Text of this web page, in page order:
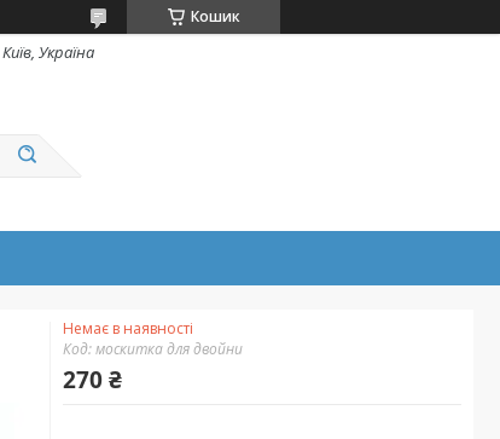
Кошик
Київ, Україна
Немає в наявності
Код:москитка для двойни
270 ₴